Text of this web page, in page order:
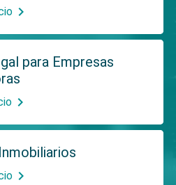
chevron_right
para Empresas
chevron_right
chevron_right